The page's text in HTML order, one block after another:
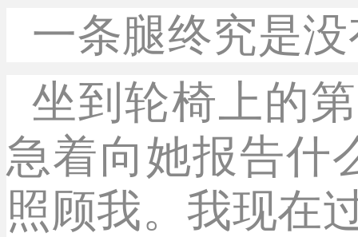
一条腿终究是
坐到轮椅上的
急着向她报告什
照顾我。我现在